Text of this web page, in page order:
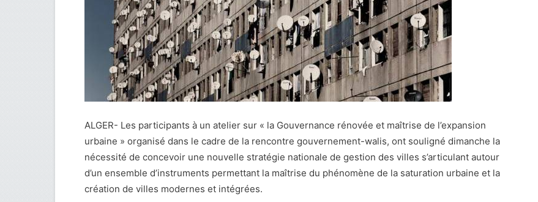
ALGER- Les participants à un atelier sur « la Gouvernance rénovée et maîtrise de l’expansion
urbaine » organisé dans le cadre de la rencontre gouvernement-walis, ont souligné dimanche la
nécessité de concevoir une nouvelle stratégie nationale de gestion des villes s’articulant autour
d’un ensemble d’instruments permettant la maîtrise du phénomène de la saturation urbaine et la
création de villes modernes et intégrées.